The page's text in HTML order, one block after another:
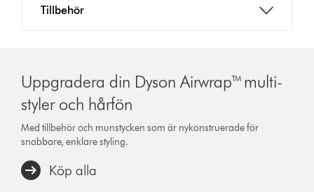
Tillbehör
Uppgradera din Dyson Airwrap™ multi-
styler och hårfön
Med tillbehör och munstycken som är nykonstruerade för
snabbare, enklare styling.
Köp alla